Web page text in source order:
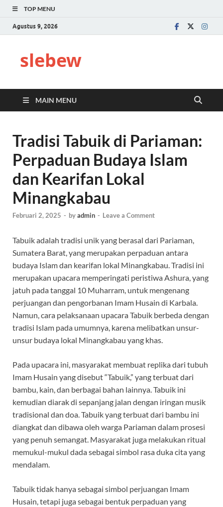
TOP MENU
Agustus 9, 2026
slebew
MAIN MENU
Tradisi Tabuik di Pariaman:
Perpaduan Budaya Islam
dan Kearifan Lokal
Minangkabau
Februari 2, 2025 - byadmin - Leave a Comment
Tabuik adalah tradisi unik yang berasal dari Pariaman,
Sumatera Barat, yang merupakan perpaduan antara
budaya Islam dan kearifan lokal Minangkabau. Tradisi ini
merupakan upacara memperingati peristiwa Ashura, yang
jatuh pada tanggal 10 Muharram, untuk mengenang
perjuangan dan pengorbanan Imam Husain di Karbala.
Namun, cara pelaksanaan upacara Tabuik berbeda dengan
tradisi Islam pada umumnya, karena melibatkan unsur-
unsur budaya lokal Minangkabau yang khas.
Pada upacara ini, masyarakat membuat replika dari tubuh
Imam Husain yang disebut “Tabuik,” yang terbuat dari
bambu, kain, dan berbagai bahan lainnya. Tabuik ini
kemudian diarak di sepanjang jalan dengan iringan musik
tradisional dan doa. Tabuik yang terbuat dari bambu ini
diangkat dan dibawa oleh warga Pariaman dalam prosesi
yang penuh semangat. Masyarakat juga melakukan ritual
memukul-mukul dada sebagai simbol rasa duka cita yang
mendalam.
Tabuik tidak hanya sebagai simbol perjuangan Imam
Husain, tetapi juga sebagai bentuk perpaduan yang